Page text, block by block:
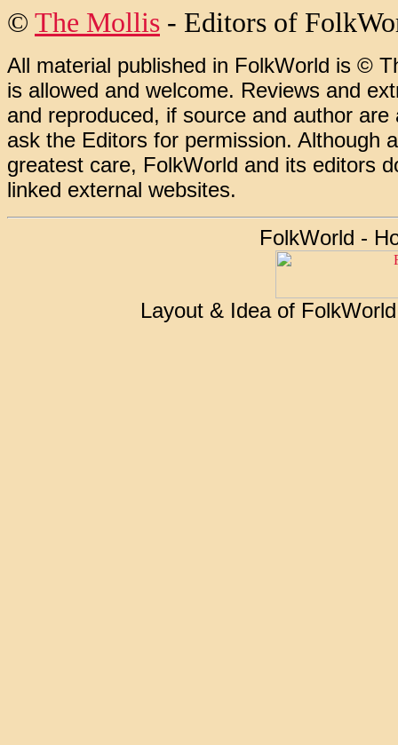
© The Mollis - Editors of
All material published in FolkWorld is ©
is allowed and welcome. Reviews and
and reproduced, if source and author
ask the Editors for permission. Although
greatest care, FolkWorld and its editors
linked external websites.
FolkWorld -
Layout & Idea of